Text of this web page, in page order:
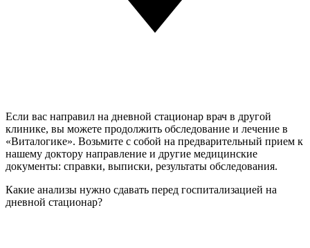
Если вас направил на дневной стационар врач в другой
клинике, вы можете продолжить обследование и лечение в
«Виталогике». Возьмите с собой на предварительный прием к
нашему доктору направление и другие медицинские
документы: справки, выписки, результаты обследования.
Какие анализы нужно сдавать перед госпитализацией на
дневной стационар?